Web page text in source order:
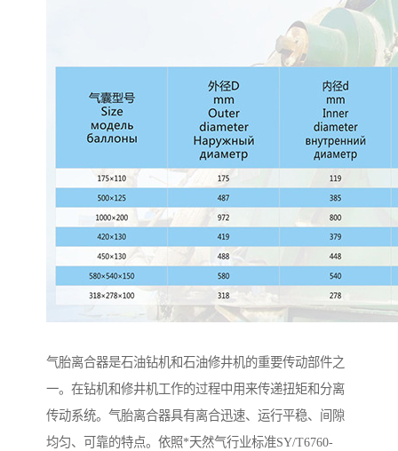
气胎离合器是石油钻机和石油修井机的重要传动部件之
一。在钻机和修井机工作的过程中用来传递扭矩和分离
传动系统。气胎离合器具有离合迅速、运行平稳、间隙
均匀、可靠的特点。依照*天然气行业标准SY/T6760-